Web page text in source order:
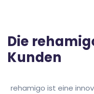
Die
Kunden
rehamigo ist eine